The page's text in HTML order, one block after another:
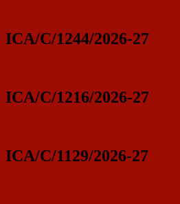
ICA/C/1244/2026-27
ICA/C/1216/2026-27
ICA/C/1129/2026-27